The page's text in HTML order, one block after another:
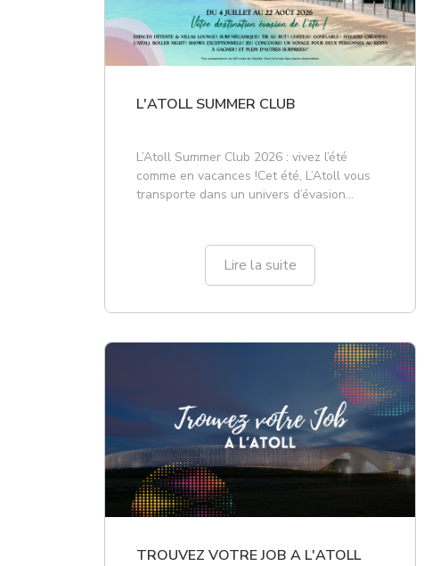
L'ATOLL SUMMER CLUB
L’Atoll Summer Club 2026 : vivez l’été
comme en vacances !Cet été, L’Atoll vous
transporte dans un univers d’évasion
entre détente, animations et expériences
pour toute la famille.Au programme :
décors immersifs, activi...
Lire la suite
TROUVEZ VOTRE JOB A L'ATOLL